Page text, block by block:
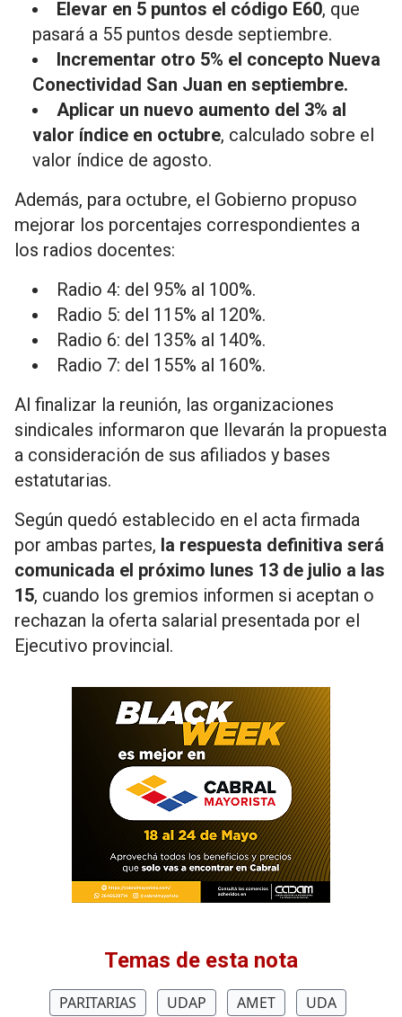
Elevar en 5 puntos el código E60, que
pasará a 55 puntos desde septiembre.
Incrementar otro 5% el concepto Nueva
Conectividad San Juan en septiembre.
Aplicar un nuevo aumento del 3% al
valor índice en octubre, calculado sobre el
valor índice de agosto.
Además, para octubre, el Gobierno propuso
mejorar los porcentajes correspondientes a
los radios docentes:
Radio 4: del 95% al 100%.
Radio 5: del 115% al 120%.
Radio 6: del 135% al 140%.
Radio 7: del 155% al 160%.
Al finalizar la reunión, las organizaciones
sindicales informaron que llevarán la propuesta
a consideración de sus afiliados y bases
estatutarias.
Según quedó establecido en el acta firmada
por ambas partes, la respuesta definitiva será
comunicada el próximo lunes 13 de julio a las
15, cuando los gremios informen si aceptan o
rechazan la oferta salarial presentada por el
Ejecutivo provincial.
Temas de esta nota
PARITARIAS UDAP AMET UDA